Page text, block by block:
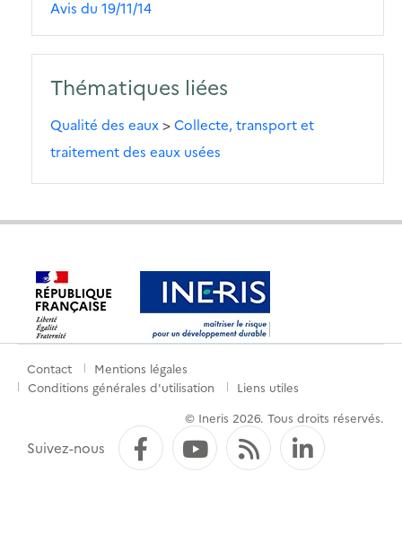
Avis du 19/11/14
Thématiques liées
Qualité des eaux>Collecte, transport et
traitement des eaux usées
Menu
pied
Contact
Mentions légales
Conditions générales d'utilisation
Liens utiles
© Ineris 2026. Tous droits réservés.
Suivez-nous FacebookYouTube
Flux RSS